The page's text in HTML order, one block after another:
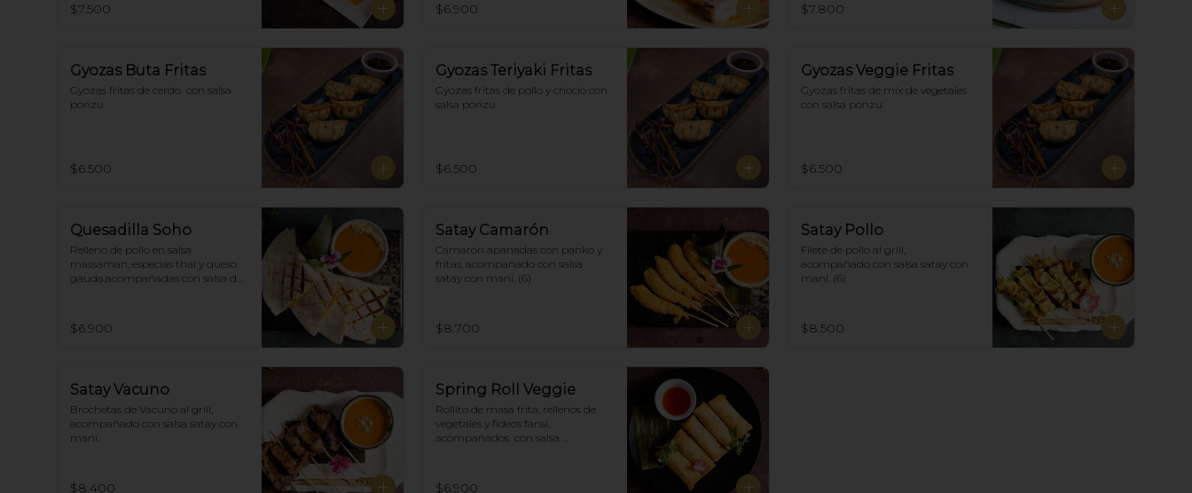
$7.500 $6.900 $7.800
Gyozas Buta Fritas
Gyozas fritas de cerdo  con salsa
ponzu
$6.500
Gyozas Teriyaki Fritas
Gyozas fritas de pollo y choclo con
salsa ponzu
$6.500
Gyozas Veggie Fritas
Gyozas fritas de mix de vegetales
con salsa ponzu
$6.500
Quesadilla Soho
Relleno de pollo en salsa
massaman, especias thai y queso
gauda,acompañadas con salsa de
$6.900
Satay Camarón
Camarón apanadas con panko y
fritas, acompañado con salsa
satay con maní. (6)
$8.700
Satay Pollo
Filete de pollo al grill,
acompañado con salsa satay con
maní. (6)
$8.500
Satay Vacuno
Brochetas de Vacuno al grill,
acompañado con salsa satay con
maní.
$8.400
Spring Roll Veggie
Rollito de masa frita, rellenos de
vegetales y fideos fansi,
acompañados  con salsa
$6.900